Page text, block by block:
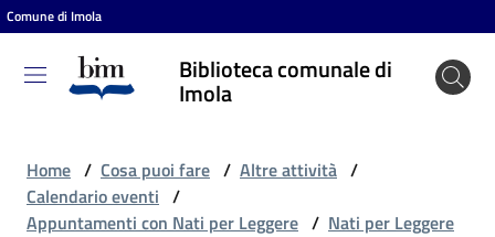
Vai al contenuto
Vai alla navigazione
Vai al footer
Comune di Imola
Biblioteca comunale di
Imola
Biblioteca
comunale
Home / Cosa puoi fare / Altre attività /
Calendario eventi /
Appuntamenti con Nati per Leggere / Nati per Leggere